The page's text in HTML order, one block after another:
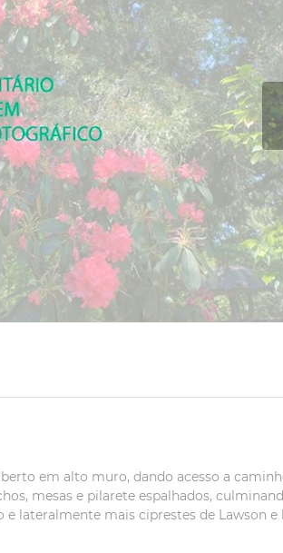
em alto muro, dando acesso a
mesas e pilarete espalhados,
lateralmente mais ciprestes de Lawson